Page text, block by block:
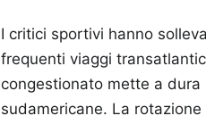
I critici sportivi hanno
frequenti viaggi
congestionato mette a
sudamericane. La